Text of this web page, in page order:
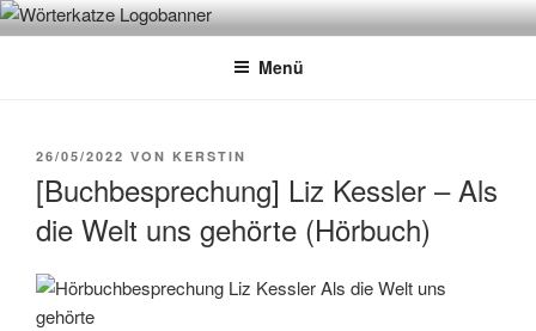
Zum
InhaltWÖRTERKATZE
Von Büchern erzählen
Menü
VERÖFFENTLICHT
26/05/2022 VON KERSTIN
[Buchbesprechung] Liz Kessler – Als
die Welt uns gehörte (Hörbuch)